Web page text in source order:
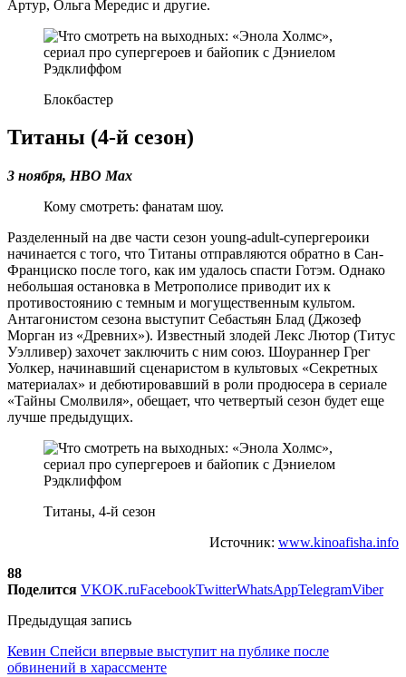
Артур, Ольга Мередис и другие.
Блокбастер
Титаны (4-й сезон)
3 ноября, HBO Max
Кому смотреть: фанатам шоу.
Разделенный на две части сезон young-adult-супергероики
начинается с того, что Титаны отправляются обратно в Сан-
Франциско после того, как им удалось спасти Готэм. Однако
небольшая остановка в Метрополисе приводит их к
противостоянию с темным и могущественным культом.
Антагонистом сезона выступит Себастьян Блад (Джозеф
Морган из «Древних»). Известный злодей Лекс Лютор (Титус
Уэлливер) захочет заключить с ним союз. Шоураннер Грег
Уолкер, начинавший сценаристом в культовых «Секретных
материалах» и дебютировавший в роли продюсера в сериале
«Тайны Смолвиля», обещает, что четвертый сезон будет еще
лучше предыдущих.
Титаны, 4-й сезон
Источник: www.kinoafisha.info
88
Поделится VKOK.ruFacebookTwitterWhatsAppTelegramViber
Предыдущая запись
Кевин Спейси впервые выступит на публике после
обвинений в харассменте